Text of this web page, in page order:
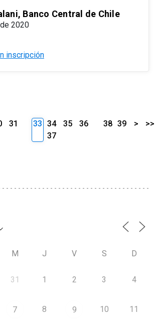
Banco Central de Chile
2020
inscripción
31
33 34 35
36
37
38 39 > >>
M J V S D
31 1 2 3 4
7 8 9 10 11